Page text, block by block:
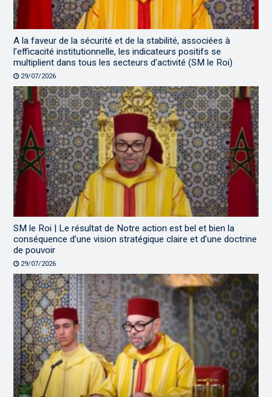
A la faveur de la sécurité et de la stabilité, associées à
l’efficacité institutionnelle, les indicateurs positifs se
multiplient dans tous les secteurs d’activité (SM le Roi)
29/07/2026
SM le Roi | Le résultat de Notre action est bel et bien la
conséquence d’une vision stratégique claire et d’une doctrine
de pouvoir
29/07/2026